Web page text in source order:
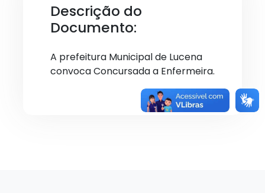
Descrição do
Documento:
A prefeitura Municipal de Lucena
convoca Concursada a Enfermeira.